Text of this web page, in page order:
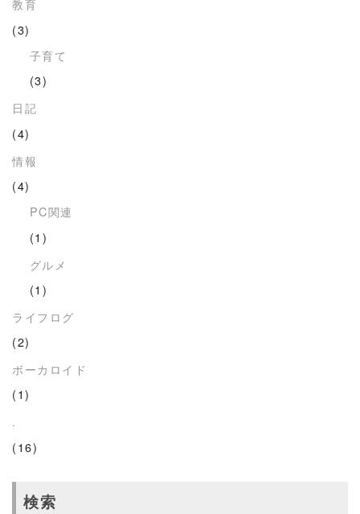
教育
(3)
子育て
(3)
日記
(4)
情報
(4)
PC関連
(1)
グルメ
(1)
ライフログ
(2)
ボーカロイド
(1)
.
(16)
検索